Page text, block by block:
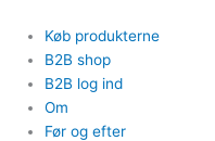
indholdet
Køb produkterne
B2B shop
B2B log ind
Om
Før og efter
Konjac
Svamp
Bamboo
Charcoal